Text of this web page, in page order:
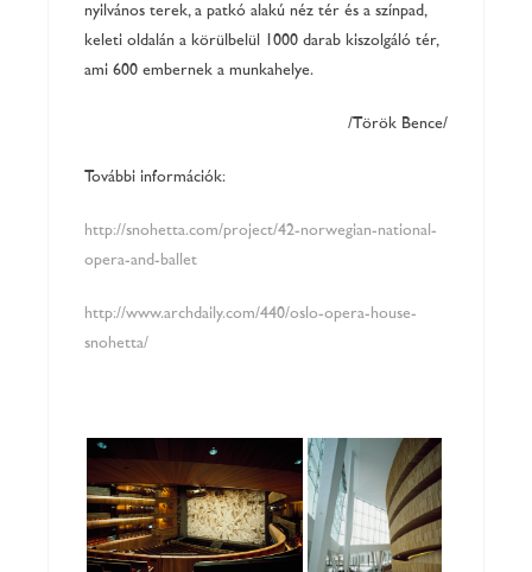
nyilvános terek, a patkó alakú nézőtér és a színpad,
keleti oldalán a körülbelül 1000 darab kiszolgáló tér,
ami 600 embernek a munkahelye.
/Török Bence/
További információk:
http://snohetta.com/project/42-norwegian-national-
opera-and-ballet
http://www.archdaily.com/440/oslo-opera-house-
snohetta/